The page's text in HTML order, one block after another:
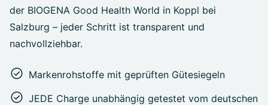
der BIOGENA Good Health World in Koppl bei
Salzburg – jeder Schritt ist transparent und
nachvollziehbar.
Markenrohstoffe mit geprüften Gütesiegeln
JEDE Charge unabhängig getestet vom deutschen